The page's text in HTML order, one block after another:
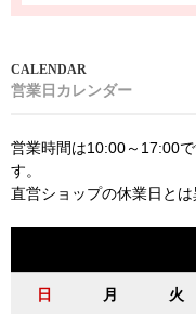
営業日カレンダー
営業時間は10:00～17:00で
す。
直営ショップの休業日とは
日 月 火